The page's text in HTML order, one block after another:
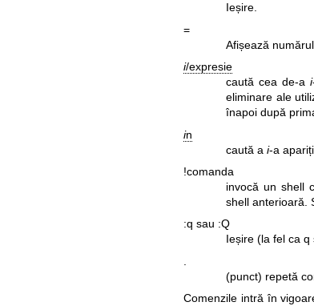
Ieșire.
=
Afișează
i/expresie
caută cea de-ai
eliminare ale
înapoi după
in
caută ai-a
!comanda
invocă un shell
shell anterioară.
:q sau :Q
Ieșire (la fel ca q
(punct) repetă
Comenzile intră în